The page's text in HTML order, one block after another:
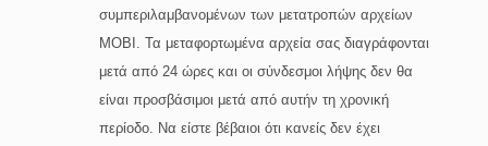
συμπεριλαμβανομένων των μετατροπών αρχείων
MOBI. Τα μεταφορτωμένα αρχεία σας διαγράφονται
μετά από 24 ώρες και οι σύνδεσμοι λήψης δεν θα
είναι προσβάσιμοι μετά από αυτήν τη χρονική
περίοδο. Να είστε βέβαιοι ότι κανείς δεν έχει